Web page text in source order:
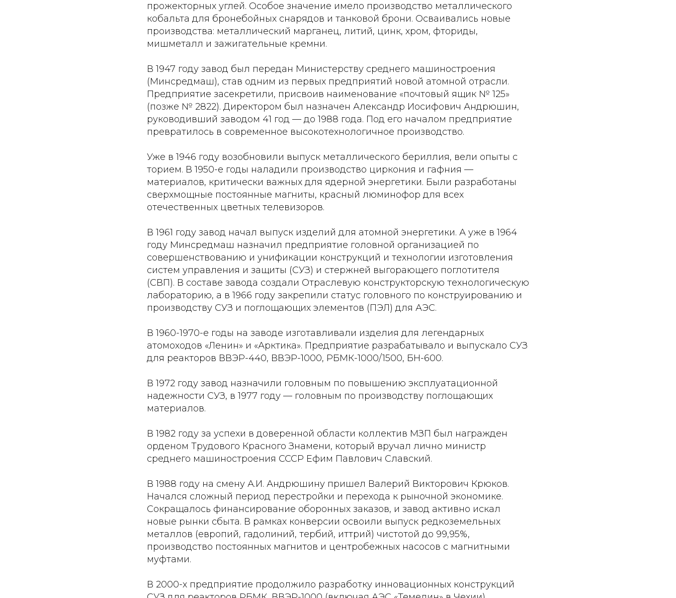
прожекторных углей. Особое значение имело производство металлического
кобальта для бронебойных снарядов и танковой брони. Осваивались новые
производства: металлический марганец, литий, цинк, хром, фториды,
мишметалл и зажигательные кремни.
В 1947 году завод был передан Министерству среднего машиностроения
(Минсредмаш), став одним из первых предприятий новой атомной отрасли.
Предприятие засекретили, присвоив наименование «почтовый ящик № 125»
(позже № 2822). Директором был назначен Александр Иосифович Андрюшин,
руководивший заводом 41 год — до 1988 года. Под его началом предприятие
превратилось в современное высокотехнологичное производство.
Уже в 1946 году возобновили выпуск металлического бериллия, вели опыты с
торием. В 1950-е годы наладили производство циркония и гафния —
материалов, критически важных для ядерной энергетики. Были разработаны
сверхмощные постоянные магниты, красный люминофор для всех
отечественных цветных телевизоров.
В 1961 году завод начал выпуск изделий для атомной энергетики. А уже в 1964
году Минсредмаш назначил предприятие головной организацией по
совершенствованию и унификации конструкций и технологии изготовления
систем управления и защиты (СУЗ) и стержней выгорающего поглотителя
(СВП). В составе завода создали Отраслевую конструкторскую технологическую
лабораторию, а в 1966 году закрепили статус головного по конструированию и
производству СУЗ и поглощающих элементов (ПЭЛ) для АЭС.
В 1960-1970-е годы на заводе изготавливали изделия для легендарных
атомоходов «Ленин» и «Арктика». Предприятие разрабатывало и выпускало СУЗ
для реакторов ВВЭР-440, ВВЭР-1000, РБМК-1000/1500, БН-600.
В 1972 году завод назначили головным по повышению эксплуатационной
надежности СУЗ, в 1977 году — головным по производству поглощающих
материалов.
В 1982 году за успехи в доверенной области коллектив МЗП был награжден
орденом Трудового Красного Знамени, который вручал лично министр
среднего машиностроения СССР Ефим Павлович Славский.
В 1988 году на смену А.И. Андрюшину пришел Валерий Викторович Крюков.
Начался сложный период перестройки и перехода к рыночной экономике.
Сокращалось финансирование оборонных заказов, и завод активно искал
новые рынки сбыта. В рамках конверсии освоили выпуск редкоземельных
металлов (европий, гадолиний, тербий, иттрий) чистотой до 99,95%,
производство постоянных магнитов и центробежных насосов с магнитными
муфтами.
В 2000-х предприятие продолжило разработку инновационных конструкций